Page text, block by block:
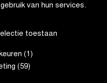
van hun services.
toestaan
(1)
(59)